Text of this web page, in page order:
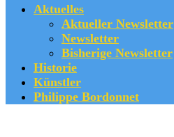
Aktuelles
Aktueller Newsletter
Newsletter
Bisherige Newsletter
Historie
Künstler
Philippe Bordonnet